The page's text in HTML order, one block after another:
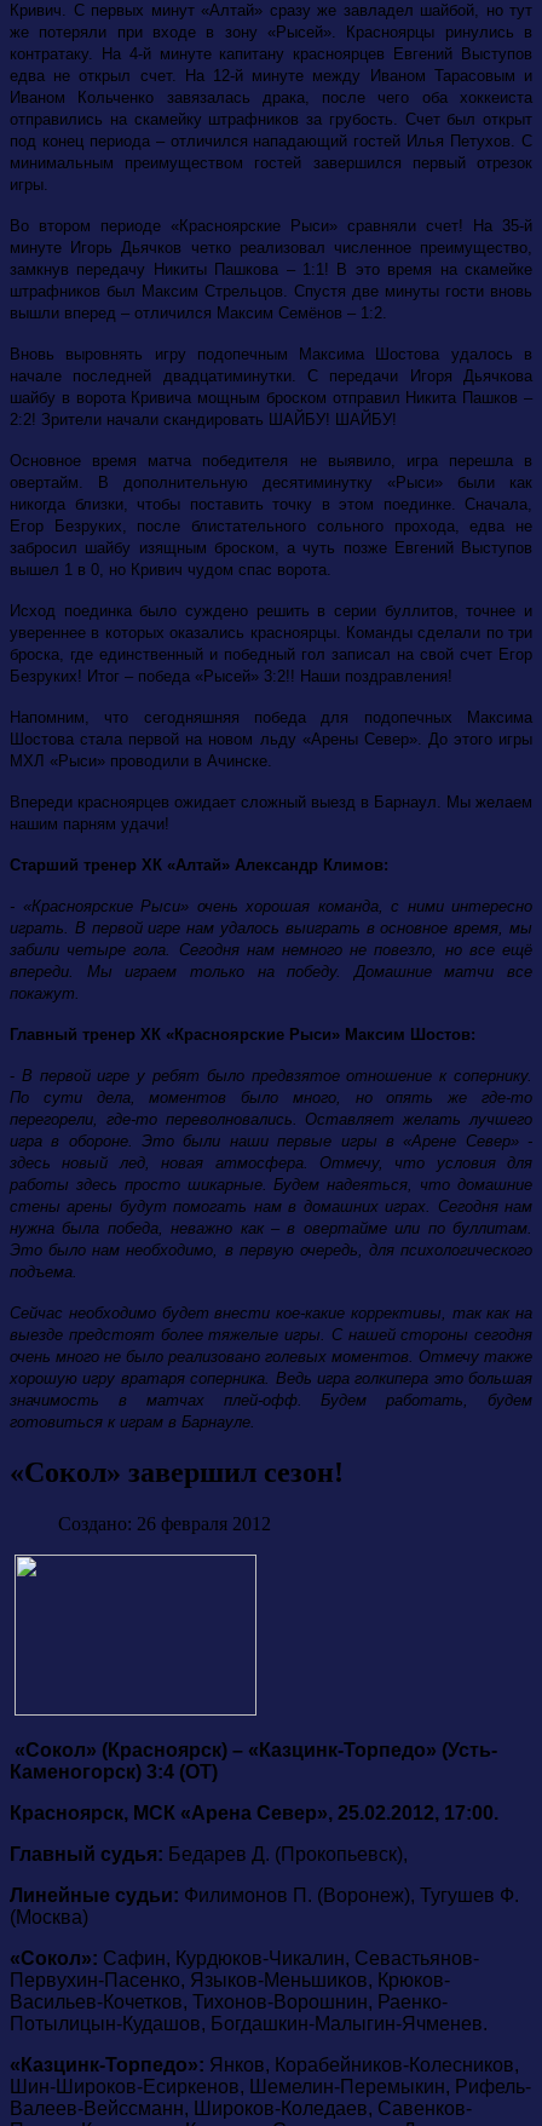
Кривич. С первых минут «Алтай» сразу же завладел шайбой, но тут
же потеряли при входе в зону «Рысей». Красноярцы ринулись в
контратаку. На 4-й минуте капитану красноярцев Евгений Выступов
едва не открыл счет. На 12-й минуте между Иваном Тарасовым и
Иваном Кольченко завязалась драка, после чего оба хоккеиста
отправились на скамейку штрафников за грубость. Счет был открыт
под конец периода – отличился нападающий гостей Илья Петухов. С
минимальным преимуществом гостей завершился первый отрезок
игры.
Во втором периоде «Красноярские Рыси» сравняли счет! На 35-й
минуте Игорь Дьячков четко реализовал численное преимущество,
замкнув передачу Никиты Пашкова – 1:1! В это время на скамейке
штрафников был Максим Стрельцов. Спустя две минуты гости вновь
вышли вперед – отличился Максим Семёнов – 1:2.
Вновь выровнять игру подопечным Максима Шостова удалось в
начале последней двадцатиминутки. С передачи Игоря Дьячкова
шайбу в ворота Кривича мощным броском отправил Никита Пашков –
2:2! Зрители начали скандировать ШАЙБУ! ШАЙБУ!
Основное время матча победителя не выявило, игра перешла в
овертайм. В дополнительную десятиминутку «Рыси» были как
никогда близки, чтобы поставить точку в этом поединке. Сначала,
Егор Безруких, после блистательного сольного прохода, едва не
забросил шайбу изящным броском, а чуть позже Евгений Выступов
вышел 1 в 0, но Кривич чудом спас ворота.
Исход поединка было суждено решить в серии буллитов, точнее и
увереннее в которых оказались красноярцы. Команды сделали по три
броска, где единственный и победный гол записал на свой счет Егор
Безруких! Итог – победа «Рысей» 3:2!! Наши поздравления!
Напомним, что сегодняшняя победа для подопечных Максима
Шостова стала первой на новом льду «Арены Север». До этого игры
МХЛ «Рыси» проводили в Ачинске.
Впереди красноярцев ожидает сложный выезд в Барнаул. Мы желаем
нашим парням удачи!
Старший тренер ХК «Алтай» Александр Климов:
- «Красноярские Рыси» очень хорошая команда, с ними интересно
играть. В первой игре нам удалось выиграть в основное время, мы
забили четыре гола. Сегодня нам немного не повезло, но все ещё
впереди. Мы играем только на победу. Домашние матчи все
покажут.
Главный тренер ХК «Красноярские Рыси» Максим Шостов:
- В первой игре у ребят было предвзятое отношение к сопернику.
По сути дела, моментов было много, но опять же где-то
перегорели, где-то переволновались. Оставляет желать лучшего
игра в обороне. Это были наши первые игры в «Арене Север» -
здесь новый лед, новая атмосфера. Отмечу, что условия для
работы здесь просто шикарные. Будем надеяться, что домашние
стены арены будут помогать нам в домашних играх. Сегодня нам
нужна была победа, неважно как – в овертайме или по буллитам.
Это было нам необходимо, в первую очередь, для психологического
подъема.
Сейчас необходимо будет внести кое-какие коррективы, так как на
выезде предстоят более тяжелые игры. С нашей стороны сегодня
очень много не было реализовано голевых моментов. Отмечу также
хорошую игру вратаря соперника. Ведь игра голкипера это большая
значимость в матчах плей-офф. Будем работать, будем
готовиться к играм в Барнауле.
«Сокол» завершил сезон!
Создано: 26 февраля 2012
«Сокол» (Красноярск) – «Казцинк-Торпедо» (Усть-
Каменогорск) 3:4 (ОТ)
Красноярск, МСК «Арена Север», 25.02.2012, 17:00.
Главный судья: Бедарев Д. (Прокопьевск),
Линейные судьи: Филимонов П. (Воронеж), Тугушев Ф.
(Москва)
«Сокол»: Сафин, Курдюков-Чикалин, Севастьянов-
Первухин-Пасенко, Языков-Меньшиков, Крюков-
Васильев-Кочетков, Тихонов-Ворошнин, Раенко-
Потылицын-Кудашов, Богдашкин-Малыгин-Ячменев.
«Казцинк-Торпедо»: Янков, Корабейников-Колесников,
Шин-Широков-Есиркенов, Шемелин-Перемыкин, Рифель-
Валеев-Вейссманн, Широков-Коледаев, Савенков-